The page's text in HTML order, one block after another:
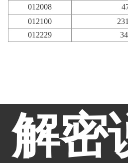
012008
012100
012229
解密